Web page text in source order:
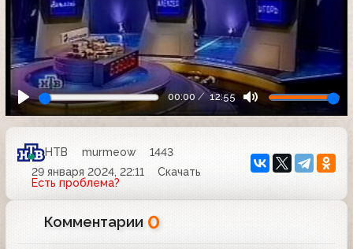
00:00 12:55
НТВ murmeow
1443
29 января 2024, 22:11
Скачать
Есть проблема?
Комментарии 0